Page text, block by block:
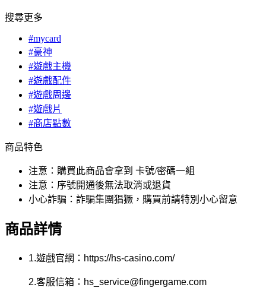
搜尋更多
#mycard
#豪神
#遊戲主機
#遊戲配件
#遊戲周邊
#遊戲片
#商店點數
商品特色
注意：購買此商品會拿到 卡號/密碼一組
注意：序號開通後無法取消或退貨
小心詐騙：詐騙集團猖獗，購買前請特別小心留意
商品詳情
1.遊戲官網：https://hs-casino.com/
2.客服信箱：hs_service@fingergame.com